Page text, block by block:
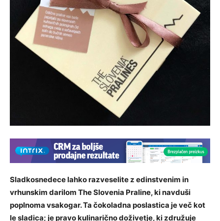
Sladkosnedece lahko razveselite z edinstvenim in
vrhunskim darilom The Slovenia Praline, ki navduši
poplnoma vsakogar. Ta čokoladna poslastica je več kot
le sladica; je pravo kulinarično doživetje, ki združuje